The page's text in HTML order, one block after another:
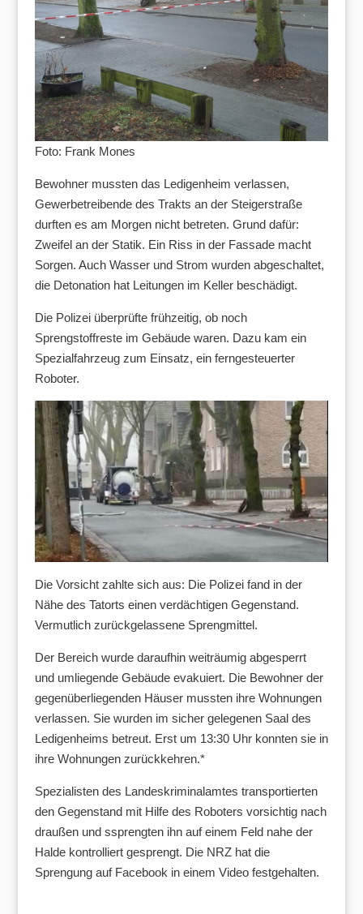
Foto: Frank Mones
Bewohner mussten das Ledigenheim verlassen,
Gewerbetreibende des Trakts an der Steigerstraße
durften es am Morgen nicht betreten. Grund dafür:
Zweifel an der Statik. Ein Riss in der Fassade macht
Sorgen. Auch Wasser und Strom wurden abgeschaltet,
die Detonation hat Leitungen im Keller beschädigt.
Die Polizei überprüfte frühzeitig, ob noch
Sprengstoffreste im Gebäude waren. Dazu kam ein
Spezialfahrzeug zum Einsatz, ein ferngesteuerter
Roboter.
Die Vorsicht zahlte sich aus: Die Polizei fand in der
Nähe des Tatorts einen verdächtigen Gegenstand.
Vermutlich zurückgelassene Sprengmittel.
Der Bereich wurde daraufhin weiträumig abgesperrt
und umliegende Gebäude evakuiert. Die Bewohner der
gegenüberliegenden Häuser mussten ihre Wohnungen
verlassen. Sie wurden im sicher gelegenen Saal des
Ledigenheims betreut. Erst um 13:30 Uhr konnten sie in
ihre Wohnungen zurückkehren.*
Spezialisten des Landeskriminalamtes transportierten
den Gegenstand mit Hilfe des Roboters vorsichtig nach
draußen und ssprengten ihn auf einem Feld nahe der
Halde kontrolliert gesprengt. Die NRZ hat die
Sprengung auf Facebook in einem Video festgehalten.